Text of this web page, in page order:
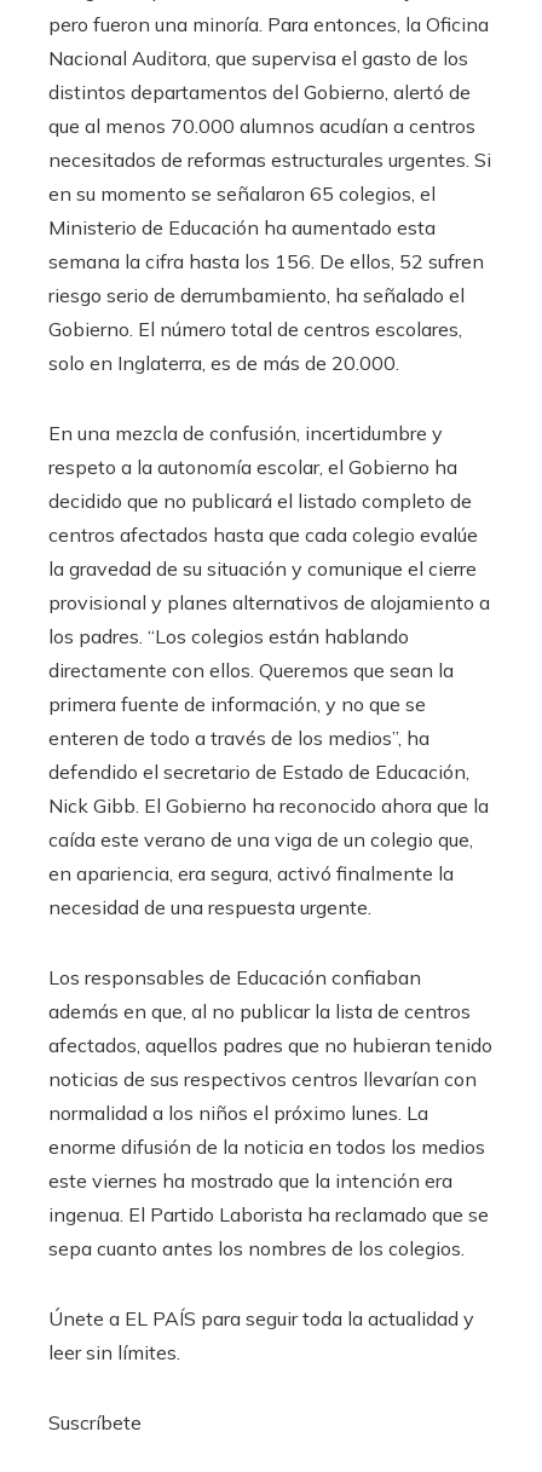
pero fueron una minoría. Para entonces, la Oficina
Nacional Auditora, que supervisa el gasto de los
distintos departamentos del Gobierno, alertó de
que al menos 70.000 alumnos acudían a centros
necesitados de reformas estructurales urgentes. Si
en su momento se señalaron 65 colegios, el
Ministerio de Educación ha aumentado esta
semana la cifra hasta los 156. De ellos, 52 sufren
riesgo serio de derrumbamiento, ha señalado el
Gobierno. El número total de centros escolares,
solo en Inglaterra, es de más de 20.000.
En una mezcla de confusión, incertidumbre y
respeto a la autonomía escolar, el Gobierno ha
decidido que no publicará el listado completo de
centros afectados hasta que cada colegio evalúe
la gravedad de su situación y comunique el cierre
provisional y planes alternativos de alojamiento a
los padres. “Los colegios están hablando
directamente con ellos. Queremos que sean la
primera fuente de información, y no que se
enteren de todo a través de los medios”, ha
defendido el secretario de Estado de Educación,
Nick Gibb. El Gobierno ha reconocido ahora que la
caída este verano de una viga de un colegio que,
en apariencia, era segura, activó finalmente la
necesidad de una respuesta urgente.
Los responsables de Educación confiaban
además en que, al no publicar la lista de centros
afectados, aquellos padres que no hubieran tenido
noticias de sus respectivos centros llevarían con
normalidad a los niños el próximo lunes. La
enorme difusión de la noticia en todos los medios
este viernes ha mostrado que la intención era
ingenua. El Partido Laborista ha reclamado que se
sepa cuanto antes los nombres de los colegios.
Únete a EL PAÍS para seguir toda la actualidad y
leer sin límites.
Suscríbete